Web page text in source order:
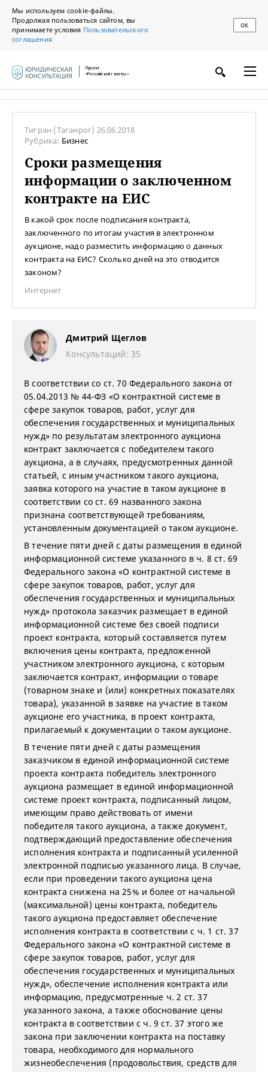
Мы используем cookie-файлы.
Продолжая пользоваться сайтом, вы
принимаете условия Пользовательского
соглашения
ОК
Проект
«Российской газеты»
Тигран (Таганрог) 26.06.2018
Рубрика: Бизнес
Сроки размещения
информации о заключенном
контракте на ЕИС
В какой срок после подписания контракта,
заключенного по итогам участия в электронном
аукционе, надо разместить информацию о данных
контракта на ЕИС? Сколько дней на это отводится
законом?
Интернет
Дмитрий Щеглов
Консультаций: 35
В соответствии со ст. 70 Федерального закона от
05.04.2013 № 44-ФЗ «О контрактной системе в
сфере закупок товаров, работ, услуг для
обеспечения государственных и муниципальных
нужд» по результатам электронного аукциона
контракт заключается с победителем такого
аукциона, а в случаях, предусмотренных данной
статьей, с иным участником такого аукциона,
заявка которого на участие в таком аукционе в
соответствии со ст. 69 названного закона
признана соответствующей требованиям,
установленным документацией о таком аукционе.
В течение пяти дней с даты размещения в единой
информационной системе указанного в ч. 8 ст. 69
Федерального закона «О контрактной системе в
сфере закупок товаров, работ, услуг для
обеспечения государственных и муниципальных
нужд» протокола заказчик размещает в единой
информационной системе без своей подписи
проект контракта, который составляется путем
включения цены контракта, предложенной
участником электронного аукциона, с которым
заключается контракт, информации о товаре
(товарном знаке и (или) конкретных показателях
товара), указанной в заявке на участие в таком
аукционе его участника, в проект контракта,
прилагаемый к документации о таком аукционе.
В течение пяти дней с даты размещения
заказчиком в единой информационной системе
проекта контракта победитель электронного
аукциона размещает в единой информационной
системе проект контракта, подписанный лицом,
имеющим право действовать от имени
победителя такого аукциона, а также документ,
подтверждающий предоставление обеспечения
исполнения контракта и подписанный усиленной
электронной подписью указанного лица. В случае,
если при проведении такого аукциона цена
контракта снижена на 25% и более от начальной
(максимальной) цены контракта, победитель
такого аукциона предоставляет обеспечение
исполнения контракта в соответствии с ч. 1 ст. 37
Федерального закона «О контрактной системе в
сфере закупок товаров, работ, услуг для
обеспечения государственных и муниципальных
нужд», обеспечение исполнения контракта или
информацию, предусмотренные ч. 2 ст. 37
указанного закона, а также обоснование цены
контракта в соответствии с ч. 9 ст. 37 этого же
закона при заключении контракта на поставку
товара, необходимого для нормального
жизнеобеспечения (продовольствия, средств для